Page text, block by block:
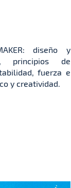
diseño y
principios de
fuerza e
y creatividad.